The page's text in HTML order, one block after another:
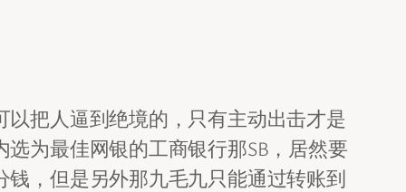
把人逼到绝境的，只有主动出击才是
为最佳网银的工商银行那SB，居然要
，但是另外那九毛九只能通过转账到